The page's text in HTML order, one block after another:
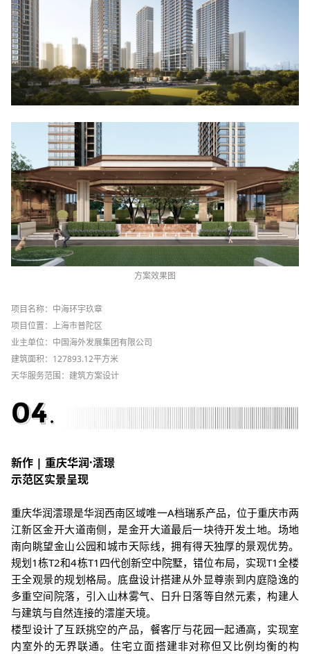
方案效果图
项目名称：中海环宇玖章
项目位置：上海市普陀区
业主单位：中国海外发展集团有限公司
建筑面积：127893.12平方米
天华服务范围：建筑方案设计
新作 | 重庆华润·澐璟
示范区实景呈现
重庆华润澐璟是华润西南区域唯一A档瑞系产品，位于重庆市两
江新区金开大道南侧，是金开大道最后一块待开发土地。场地
南向眺望金山公园和城市天际线，拥有得天独厚的景观优势。
规划1栋T2和4栋T1 四代创新空中院墅，错位布局，实现T1全楼
王全观景的规划格局。底盘设计搭建从外显尊崇到内庭隐逸的
多重空间院落，引入山林雾气、日升日落等自然元素，构建人
与建筑与自然连接的澐崖天境。
楼型设计了互跃挑空的产品，餐客厅与花园一起通高，实现室
内室外的无界联通。住宅立面搭建非对称但又比例均衡的构